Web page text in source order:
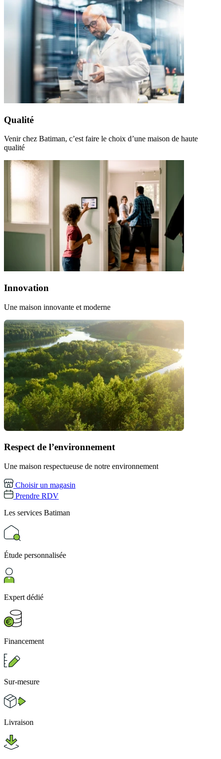
Qualité
Venir chez Batiman, c’est faire le choix d’une maison de haute
qualité
Innovation
Une maison innovante et moderne
Respect de l’environnement
Une maison respectueuse de notre environnement
Choisir un magasin
Prendre RDV
Les services Batiman
Étude personnalisée
Expert dédié
Financement
Sur-mesure
Livraison